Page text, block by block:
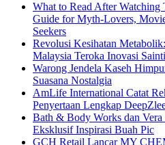
What to Read After Watching
Guide for Myth-Lovers,
Seekers
Revolusi Kesihatan
Malaysia Teroka Inovasi
Warong Jendela Kaseh
Suasana Nostalgia
AmLife International Catat
Penyertaan Lengkap
Bath & Body Works dan
Eksklusif Inspirasi Buah Pic
GCH Retail Lancar MY